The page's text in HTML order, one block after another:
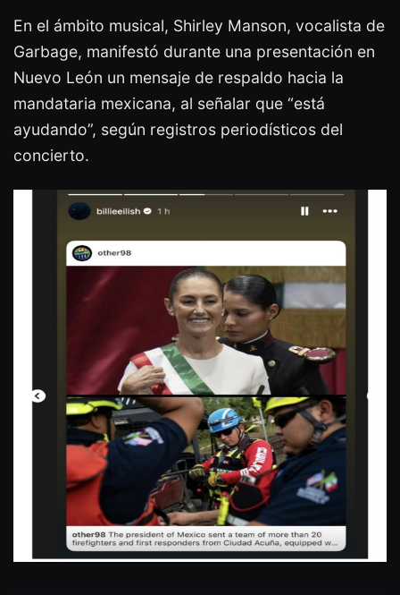
En el ámbito musical, Shirley Manson, vocalista de
Garbage, manifestó durante una presentación en
Nuevo León un mensaje de respaldo hacia la
mandataria mexicana, al señalar que “está
ayudando”, según registros periodísticos del
concierto.